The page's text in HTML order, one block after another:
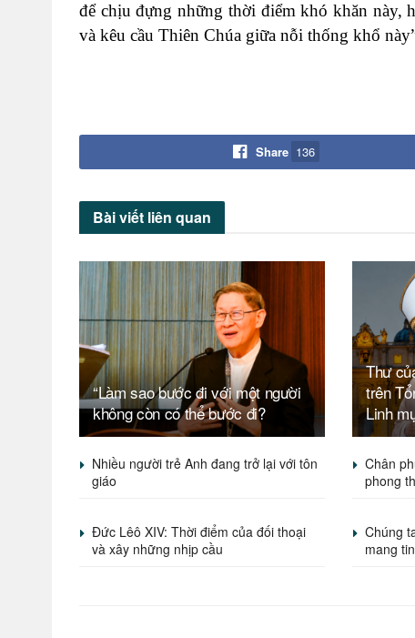
để chịu đựng những thời điểm khó khăn này,
và kêu cầu Thiên Chúa giữa nỗi thống khổ
Share 136
Bài viết liên quan
“Làm sao bước đi với một người
không còn có thể bước đi?
Thư
trên
Linh
Nhiều người trẻ Anh đang trở lại với tôn
giáo
Chân
phong
Đức Lêô XIV: Thời điểm của đối thoại
và xây những nhịp cầu
Chúng
mang